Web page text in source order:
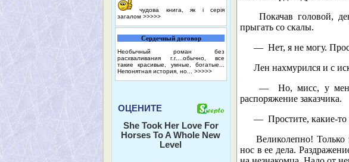
чудова книга, як і серія
загалом >>>>>
Сердечный договор
Необычный роман без
расхваливания г.г....обычно, все
такие красивые, умные, богатые...
Непонятная история, но... >>>>>
ОЦЕНИТЕ
She Took Her Love For
Horses To A Whole New
Level
Покачав головой,
прыгать со скалы.
— Нет, я не могу.
Лен нахмурился и с
— Но, мисс, у меня
распоряжение заказчика.
— Простите, какие-
Великолепно! Только
нос в ее дела.